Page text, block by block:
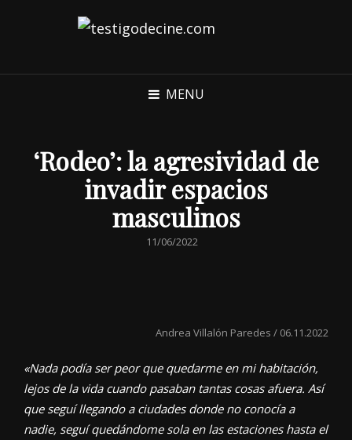
MENU
‘Rodeo’: la agresividad de
invadir espacios
masculinos
POSTED
11/06/2022
Andrea Villalón Paredes / 06.11.2022
«Nada podía ser peor que quedarme en mi habitación,
lejos de la vida cuando pasaban tantas cosas afuera. Así
que seguí llegando a ciudades donde no conocía a
nadie, seguí quedándome sola en las estaciones hasta el